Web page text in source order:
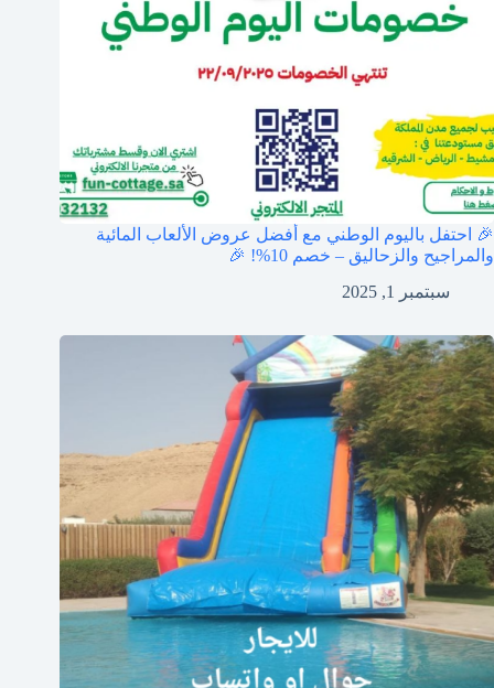
🎉 احتفل باليوم الوطني مع أفضل عروض الألعاب المائية
والمراجيح والزحاليق – خصم 10%! 🎉
سبتمبر 1, 2025